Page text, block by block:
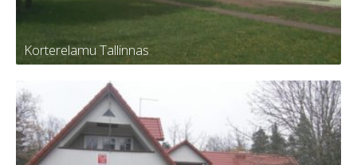
Korterelamu Tallinnas
Korterelamu Tallinnas